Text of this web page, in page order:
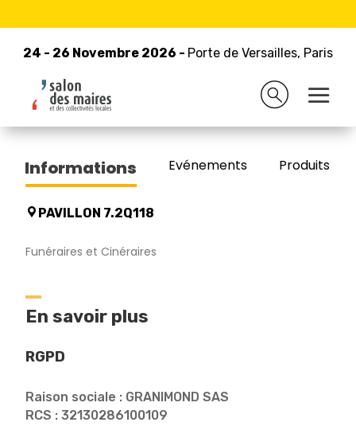
24 - 26 Novembre 2026 - Porte de Versailles, Paris
24 - 26 Novembre 2026 - Porte de Versailles, Paris
Retour à la liste des exposants
GRANIMOND SAS
Informations Evénements Produits/
PAVILLON 7.2Q118
Funéraires et Cinéraires
En savoir plus
RGPD
Raison sociale : GRANIMOND SAS
RCS : 32130286100109